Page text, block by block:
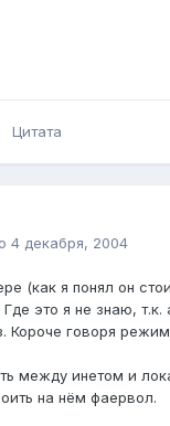
Цитата
4 декабря, 2004
(как я понял он
это я не знаю, т.к.
Короче говоря
между инетом и
на нём фаервол.